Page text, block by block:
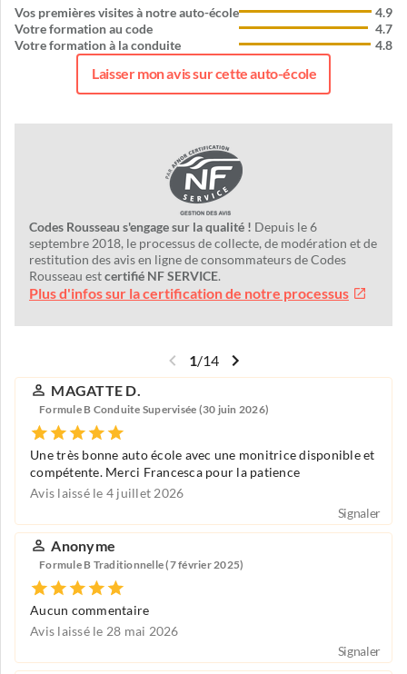
Vos premières visites à notre auto-école
Votre formation au code
Votre formation à la conduite
4.9
4.7
4.8
Laisser mon avis sur cette auto-école
Codes Rousseau s'engage sur la qualité ! Depuis le 6
septembre 2018, le processus de collecte, de modération et de
restitution des avis en ligne de consommateurs de Codes
Rousseau estcertifié NF SERVICE.
Plus d'infos sur la certification de notre processus
1/14
MAGATTE D.
Formule B Conduite Supervisée (30 juin 2026)
Une très bonne auto école avec une monitrice disponible et
compétente. Merci Francesca pour la patience
Avis laissé le 4 juillet 2026
Signaler
Anonyme
Formule B Traditionnelle (7 février 2025)
Aucun commentaire
Avis laissé le 28 mai 2026
Signaler